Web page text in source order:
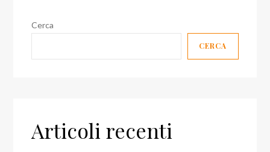
articoli
Cerca
CERCA
Articoli recenti